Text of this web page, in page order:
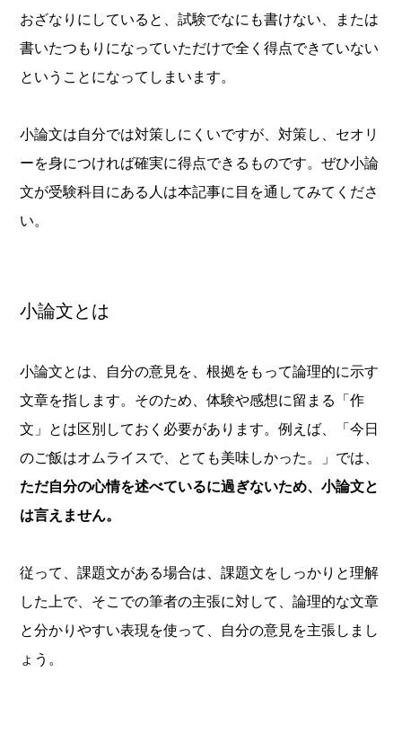
おざなりにしていると、試験でなにも書けない、または
書いたつもりになっていただけで全く得点できていない
ということになってしまいます。
小論文は自分では対策しにくいですが、対策し、セオリ
ーを身につければ確実に得点できるものです。ぜひ小論
文が受験科目にある人は本記事に目を通してみてくださ
い。
小論文とは
小論文とは、自分の意見を、根拠をもって論理的に示す
文章を指します。そのため、体験や感想に留まる「作
文」とは区別しておく必要があります。例えば、「今日
のご飯はオムライスで、とても美味しかった。」では、
ただ自分の心情を述べているに過ぎないため、小論文と
は言えません。
従って、課題文がある場合は、課題文をしっかりと理解
した上で、そこでの筆者の主張に対して、論理的な文章
と分かりやすい表現を使って、自分の意見を主張しまし
ょう。